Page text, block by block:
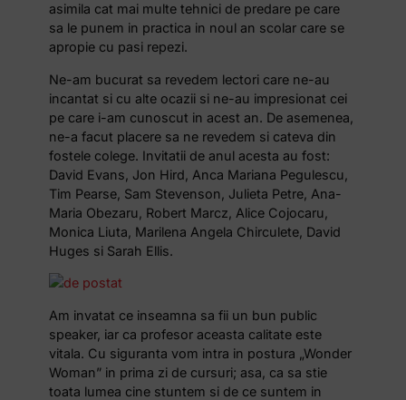
asimila cat mai multe tehnici de predare pe care
sa le punem in practica in noul an scolar care se
apropie cu pasi repezi.
Ne-am bucurat sa revedem lectori care ne-au
incantat si cu alte ocazii si ne-au impresionat cei
pe care i-am cunoscut in acest an. De asemenea,
ne-a facut placere sa ne revedem si cateva din
fostele colege. Invitatii de anul acesta au fost:
David Evans, Jon Hird, Anca Mariana Pegulescu,
Tim Pearse, Sam Stevenson, Julieta Petre, Ana-
Maria Obezaru, Robert Marcz, Alice Cojocaru,
Monica Liuta, Marilena Angela Chirculete, David
Huges si Sarah Ellis.
Am invatat ce inseamna sa fii un bun public
speaker, iar ca profesor aceasta calitate este
vitala. Cu siguranta vom intra in postura „Wonder
Woman” in prima zi de cursuri; asa, ca sa stie
toata lumea cine stuntem si de ce suntem in